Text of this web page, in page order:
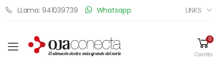
LLama: 941039739 Whatsapp LINKS
Toggle mobile menu
0
Carrito